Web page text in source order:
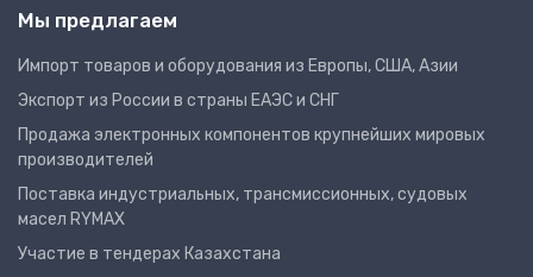
Мы предлагаем
Импорт товаров и оборудования из Европы, США, Азии
Экспорт из России в страны ЕАЭС и СНГ
Продажа электронных компонентов крупнейших мировых
производителей
Поставка индустриальных, трансмиссионных, судовых
масел RYMAX
Участие в тендерах Казахстана